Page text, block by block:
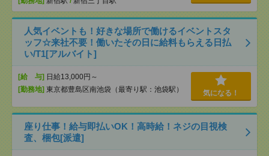
人気イベントも！好きな場所で働けるイベントスタ
ッフ☆来社不要！働いたその日に給料もらえる日払
い/T1[アルバイト]
[給 与] 日給13,000円～
[勤務地] 東京都豊島区南池袋（最寄り駅：池袋駅） 気になる！
座り仕事！給与即払いOK！高時給！ネジの目視検
査、梱包[派遣]